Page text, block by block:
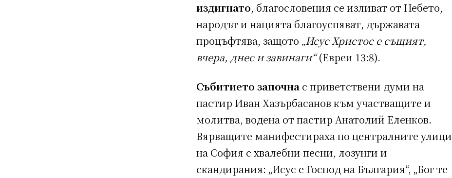
издигнато, благословения се изливат от Небето,
народът и нацията благоуспяват, държавата
процъфтява, защото „Исус Христос е същият,
вчера, днес и завинаги“(Евреи 13:8).
Събитието започна с приветствени думи на
пастир Иван Хазърбасанов към участващите и
молитва, водена от пастир Анатолий Еленков.
Вярващите манифестираха по централните улици
на София с хвалебни песни, лозунги и
скандирания: „Исус е Господ на България“, „Бог те